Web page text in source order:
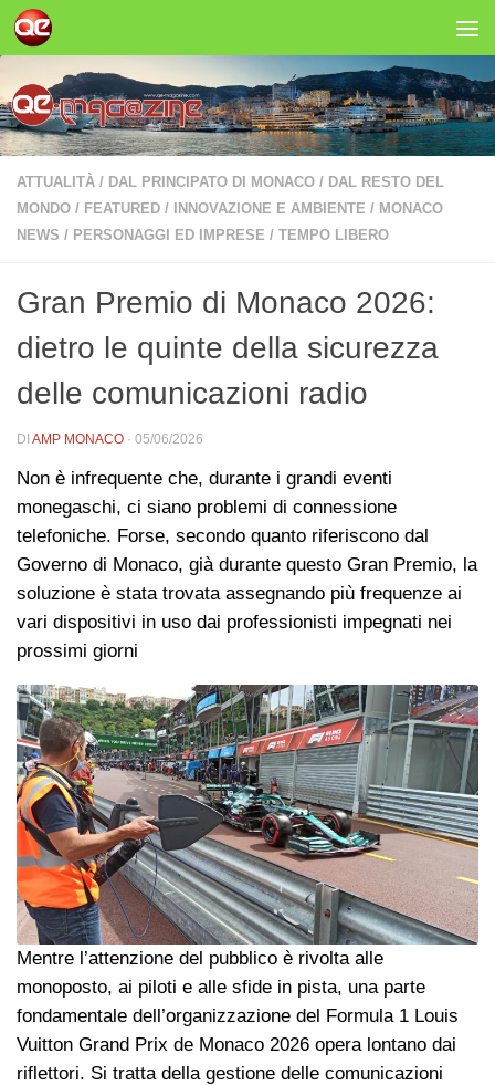
Salta al contenuto
ATTUALITÀ / DAL PRINCIPATO DI MONACO / DAL RESTO DEL
MONDO / FEATURED / INNOVAZIONE E AMBIENTE / MONACO
NEWS / PERSONAGGI ED IMPRESE / TEMPO LIBERO
Gran Premio di Monaco 2026:
dietro le quinte della sicurezza
delle comunicazioni radio
DI AMP MONACO · 05/06/2026
Non è infrequente che, durante i grandi eventi
monegaschi, ci siano problemi di connessione
telefoniche. Forse, secondo quanto riferiscono dal
Governo di Monaco, già durante questo Gran Premio, la
soluzione è stata trovata assegnando più frequenze ai
vari dispositivi in uso dai professionisti impegnati nei
prossimi giorni
Mentre l’attenzione del pubblico è rivolta alle
monoposto, ai piloti e alle sfide in pista, una parte
fondamentale dell’organizzazione del Formula 1 Louis
Vuitton Grand Prix de Monaco 2026 opera lontano dai
riflettori. Si tratta della gestione delle comunicazioni